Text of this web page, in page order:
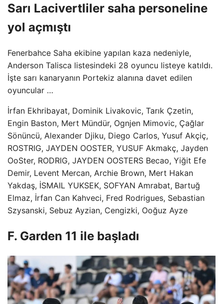
Sarı Lacivertliler saha personeline
yol açmıştı
Fenerbahce Saha ekibine yapılan kaza nedeniyle,
Anderson Talisca listesindeki 28 oyuncu listeye katıldı.
İşte sarı kanaryanın Portekiz alanına davet edilen
oyuncular …
İrfan Ekhribayat, Dominik Livakovic, Tarık Çzetin,
Engin Baston, Mert Mündür, Ognjen Mimovic, Çağlar
Sönüncü, Alexander Djiku, Diego Carlos, Yusuf Akçiç,
ROSTRIG, JAYDEN OOSTER, YUSUF Akmakç, Jayden
OoSter, RODRIG, JAYDEN OOSTERS Becao, Yiğit Efe
Demir, Levent Mercan, Archie Brown, Mert Hakan
Yakdaş, İSMAIL YUKSEK, SOFYAN Amrabat, Bartuğ
Elmaz, İrfan Can Kahveci, Fred Rodrigues, Sebastian
Szysanski, Sebuz Ayzian, Cengizki, Ooğuz Ayze
F. Garden 11 ile başladı